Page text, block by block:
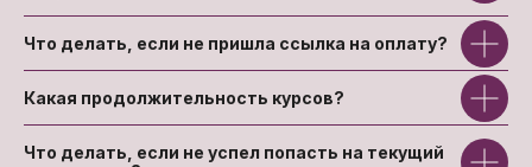
Что делать, если не пришла ссылка на оплату?
Какая продолжительность курсов?
Что делать, если не успел попасть на текущий